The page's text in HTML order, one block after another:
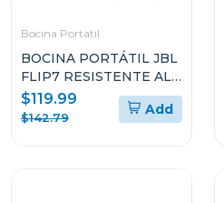
Bocina Portatil
BOCINA PORTÁTIL JBL
FLIP7 RESISTENTE AL
AGUA Y A LAS CAÍDAS
$119.99
$142.79
Add